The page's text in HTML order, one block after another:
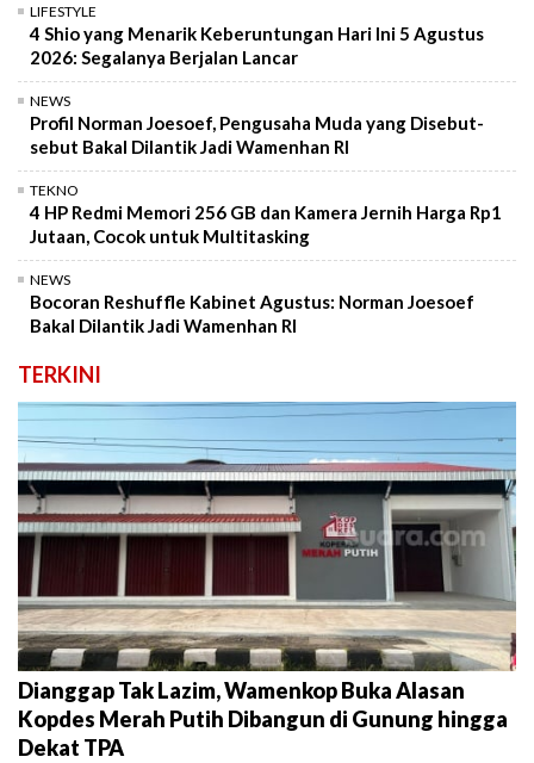
LIFESTYLE
4 Shio yang Menarik Keberuntungan Hari Ini 5 Agustus
2026: Segalanya Berjalan Lancar
NEWS
Profil Norman Joesoef, Pengusaha Muda yang Disebut-
sebut Bakal Dilantik Jadi Wamenhan RI
TEKNO
4 HP Redmi Memori 256 GB dan Kamera Jernih Harga Rp1
Jutaan, Cocok untuk Multitasking
NEWS
Bocoran Reshuffle Kabinet Agustus: Norman Joesoef
Bakal Dilantik Jadi Wamenhan RI
TERKINI
Dianggap Tak Lazim, Wamenkop Buka Alasan
Kopdes Merah Putih Dibangun di Gunung hingga
Dekat TPA